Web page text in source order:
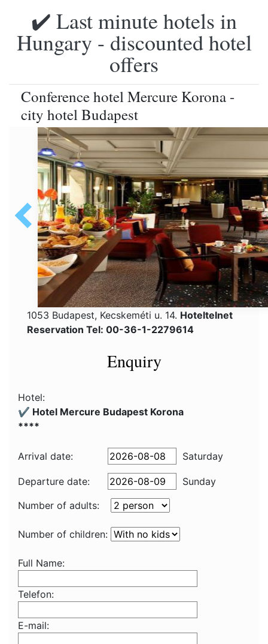
✔️ Last minute hotels in
Hungary - discounted hotel
offers
Conference hotel Mercure Korona -
city hotel Budapest
1053 Budapest, Kecskeméti u. 14. Hoteltelnet
Reservation Tel: 00-36-1-2279614
Enquiry
Hotel:
✔️ Hotel Mercure Budapest Korona
****
Arrival date: Saturday
Departure date:
Sunday
Number of adults:
Number of children:
Full Name:
Telefon:
E-mail: